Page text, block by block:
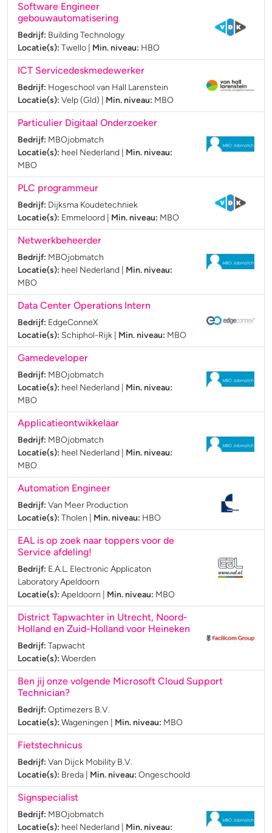
Software Engineer
gebouwautomatisering
Bedrijf: Building Technology
Locatie(s): Twello Min. niveau: HBO
ICT Servicedeskmedewerker
Bedrijf: Hogeschool van Hall Larenstein
Locatie(s): Velp (Gld) Min. niveau: MBO
Particulier Digitaal Onderzoeker
Bedrijf: MBOjobmatch
Locatie(s): heel Nederland
Min. niveau:
MBO
PLC programmeur
Bedrijf: Dijksma Koudetechniek
Locatie(s): Emmeloord Min. niveau: MBO
Netwerkbeheerder
Bedrijf: MBOjobmatch
Locatie(s): heel Nederland
Min. niveau:
MBO
Data Center Operations Intern
Bedrijf: EdgeConneX
Locatie(s): Schiphol-Rijk Min. niveau: MBO
Gamedeveloper
Bedrijf: MBOjobmatch
Locatie(s): heel Nederland
Min. niveau:
MBO
Applicatieontwikkelaar
Bedrijf: MBOjobmatch
Locatie(s): heel Nederland
Min. niveau:
MBO
Automation Engineer
Bedrijf: Van Meer Production
Locatie(s): Tholen Min. niveau: HBO
EAL is op zoek naar toppers voor de
Service afdeling!
Bedrijf: E.A.L. Electronic Applicaton
Laboratory Apeldoorn
Locatie(s): Apeldoorn Min. niveau: MBO
District Tapwachter in Utrecht, Noord-
Holland en Zuid-Holland voor Heineken
Bedrijf: Tapwacht
Locatie(s): Woerden
Ben jij onze volgende Microsoft Cloud Support
Technician?
Bedrijf: Optimezers B.V.
Locatie(s): Wageningen Min. niveau: MBO
Fietstechnicus
Bedrijf: Van Dijck Mobility B.V.
Locatie(s): Breda Min. niveau: Ongeschoold
Signspecialist
Bedrijf: MBOjobmatch
Locatie(s): heel Nederland
Min. niveau: